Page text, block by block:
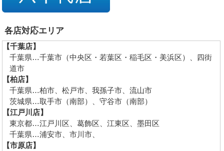
各店対応エリア
【千葉店】
千葉県…千葉市（中央区・若葉区・稲毛区・美浜区）、四街
道市
【柏店】
千葉県…柏市、松戸市、我孫子市、流山市
茨城県…取手市（南部）、守谷市（南部）
【江戸川店】
東京都…江戸川区、葛飾区、江東区、墨田区
千葉県…浦安市、市川市、
【市原店】